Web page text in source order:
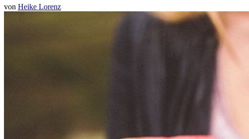
von Heike Lorenz